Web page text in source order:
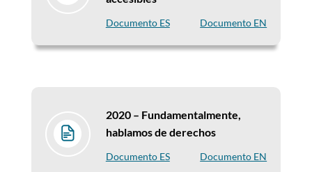
Documento ES Documento EN
2020 – Fundamentalmente,
hablamos de derechos
Documento ES Documento EN